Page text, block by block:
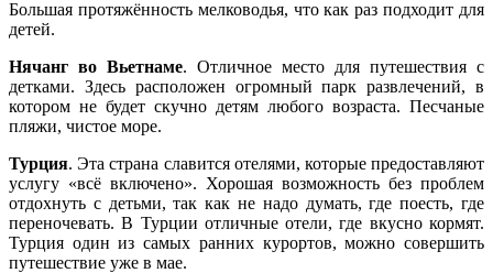
Большая протяжённость мелководья, что как раз подходит для
детей.
Нячанг во Вьетнаме. Отличное место для путешествия с
детками. Здесь расположен огромный парк развлечений, в
котором не будет скучно детям любого возраста. Песчаные
пляжи, чистое море.
Турция. Эта страна славится отелями, которые предоставляют
услугу «всё включено». Хорошая возможность без проблем
отдохнуть с детьми, так как не надо думать, где поесть, где
переночевать. В Турции отличные отели, где вкусно кормят.
Турция один из самых ранних курортов, можно совершить
путешествие уже в мае.